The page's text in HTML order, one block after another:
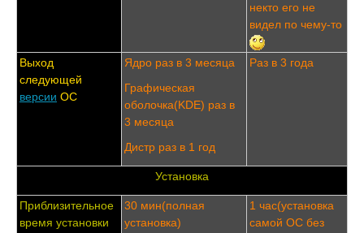
некто его не
видел по чему-то
Выход
следующей
версии ОС
Ядро раз в 3 месяца
Графическая
оболочка(KDE) раз в
3 месяца
Дистр раз в 1 год
Раз в 3 года
Установка
Приблизительное
время установки
30 мин(полная
установка)
1 час(установка
самой ОС без